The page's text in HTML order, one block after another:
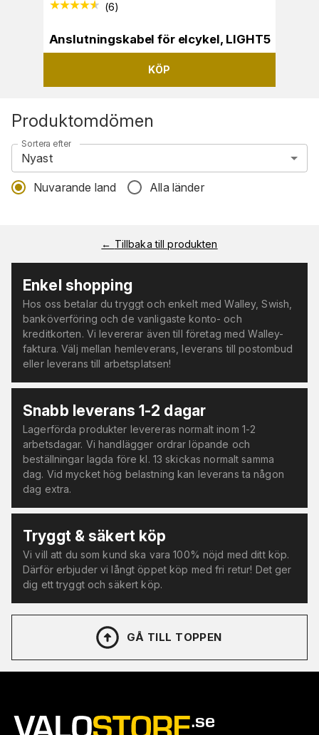
(6)
Anslutningskabel för elcykel, LIGHT5
KÖP
Produktomdömen
Sortera efter
Nyast
Nuvarande land Alla länder
← Tillbaka till produkten
Enkel shopping
Hos oss betalar du tryggt och enkelt med Walley, Swish,
banköverföring och de vanligaste konto- och
kreditkorten. Vi levererar även till företag med Walley-
faktura. Välj mellan hemleverans, leverans till postombud
eller leverans till arbetsplatsen!
Snabb leverans 1-2 dagar
Lagerförda produkter levereras normalt inom 1-2
arbetsdagar. Vi handlägger ordrar löpande och
beställningar lagda före kl. 13 skickas normalt samma
dag. Vid mycket hög belastning kan leverans ta någon
dag extra.
Tryggt & säkert köp
Vi vill att du som kund ska vara 100% nöjd med ditt köp.
Därför erbjuder vi långt öppet köp med fri retur! Det ger
dig ett tryggt och säkert köp.
GÅ TILL TOPPEN